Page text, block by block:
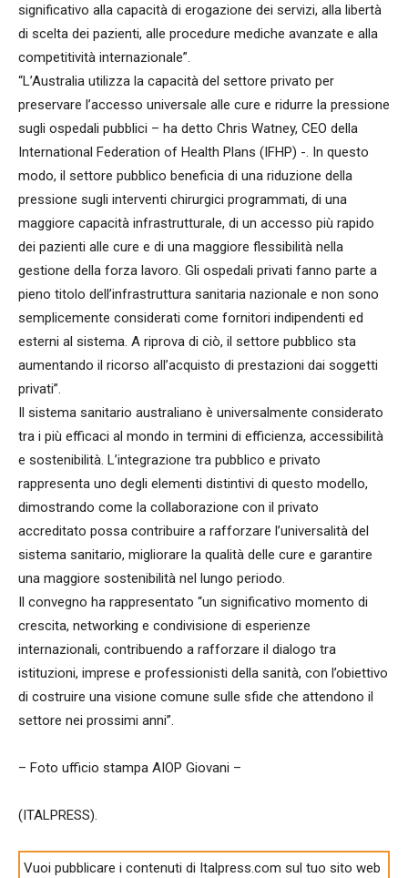
significativo alla capacità di erogazione dei servizi, alla libertà
di scelta dei pazienti, alle procedure mediche avanzate e alla
competitività internazionale”.
“L’Australia utilizza la capacità del settore privato per
preservare l’accesso universale alle cure e ridurre la pressione
sugli ospedali pubblici – ha detto Chris Watney, CEO della
International Federation of Health Plans (IFHP) -. In questo
modo, il settore pubblico beneficia di una riduzione della
pressione sugli interventi chirurgici programmati, di una
maggiore capacità infrastrutturale, di un accesso più rapido
dei pazienti alle cure e di una maggiore flessibilità nella
gestione della forza lavoro. Gli ospedali privati fanno parte a
pieno titolo dell’infrastruttura sanitaria nazionale e non sono
semplicemente considerati come fornitori indipendenti ed
esterni al sistema. A riprova di ciò, il settore pubblico sta
aumentando il ricorso all’acquisto di prestazioni dai soggetti
privati”.
Il sistema sanitario australiano è universalmente considerato
tra i più efficaci al mondo in termini di efficienza, accessibilità
e sostenibilità. L’integrazione tra pubblico e privato
rappresenta uno degli elementi distintivi di questo modello,
dimostrando come la collaborazione con il privato
accreditato possa contribuire a rafforzare l’universalità del
sistema sanitario, migliorare la qualità delle cure e garantire
una maggiore sostenibilità nel lungo periodo.
Il convegno ha rappresentato “un significativo momento di
crescita, networking e condivisione di esperienze
internazionali, contribuendo a rafforzare il dialogo tra
istituzioni, imprese e professionisti della sanità, con l’obiettivo
di costruire una visione comune sulle sfide che attendono il
settore nei prossimi anni”.
– Foto ufficio stampa AIOP Giovani –
(ITALPRESS).
Vuoi pubblicare i contenuti di Italpress.com sul tuo sito web